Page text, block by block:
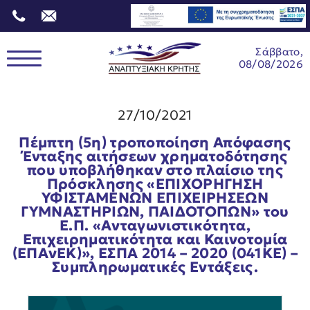
Σάββατο,
08/08/2026
27/10/2021
Πέμπτη (5η) τροποποίηση Απόφασης
Ένταξης αιτήσεων χρηματοδότησης
που υποβλήθηκαν στο πλαίσιο της
Πρόσκλησης «ΕΠΙΧΟΡΗΓΗΣΗ
ΥΦΙΣΤΑΜΕΝΩΝ ΕΠΙΧΕΙΡΗΣΕΩΝ
ΓΥΜΝΑΣΤΗΡΙΩΝ, ΠΑΙΔΟΤΟΠΩΝ» του
Ε.Π. «Ανταγωνιστικότητα,
Επιχειρηματικότητα και Καινοτομία
(ΕΠΑνΕΚ)», ΕΣΠΑ 2014 – 2020 (041ΚΕ) –
Συμπληρωματικές Εντάξεις.